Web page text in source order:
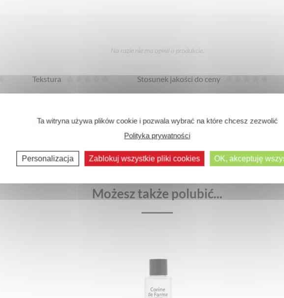
Na razie nie ma opinii o produkcie.
Tekstura Stosunek jakości do ceny
Następne komentarze >>
Możesz także polubić...
Ta witryna używa plików cookie i pozwala wybrać na które chcesz zezwolić
Polityka prywatności
Personalizacja Zablokuj wszystkie pliki cookies OK, akceptuję